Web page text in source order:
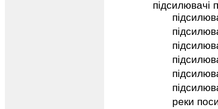
підсилювачі
реки